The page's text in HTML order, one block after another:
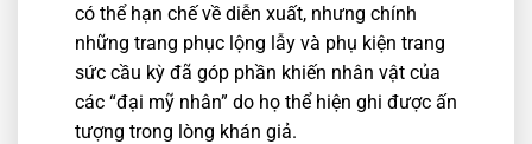
có thể hạn chế về diễn xuất, nhưng chính
những trang phục lộng lẫy và phụ kiện trang
sức cầu kỳ đã góp phần khiến nhân vật của
các “đại mỹ nhân” do họ thể hiện ghi được ấn
tượng trong lòng khán giả.